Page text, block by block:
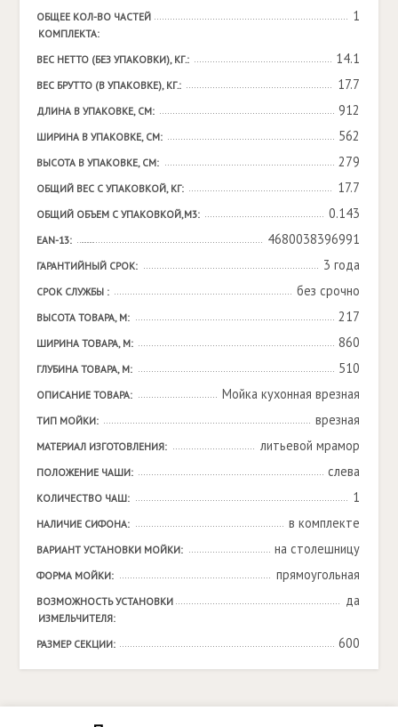
ОБЩЕЕ КОЛ-ВО ЧАСТЕЙ
КОМПЛЕКТА:
1
ВЕС НЕТТО (БЕЗ УПАКОВКИ), КГ.: 14.1
ВЕС БРУТТО (В УПАКОВКЕ), КГ.: 17.7
ДЛИНА В УПАКОВКЕ, СМ: 912
ШИРИНА В УПАКОВКЕ, СМ: 562
ВЫСОТА В УПАКОВКЕ, СМ: 279
ОБЩИЙ ВЕС С УПАКОВКОЙ, КГ: 17.7
ОБЩИЙ ОБЪЕМ С УПАКОВКОЙ,М3: 0.143
EAN-13: 4680038396991
ГАРАНТИЙНЫЙ СРОК: 3 года
СРОК СЛУЖБЫ : без срочно
ВЫСОТА ТОВАРА, М: 217
ШИРИНА ТОВАРА, М: 860
ГЛУБИНА ТОВАРА, М: 510
ОПИСАНИЕ ТОВАРА: Мойка кухонная врезная
ТИП МОЙКИ: врезная
МАТЕРИАЛ ИЗГОТОВЛЕНИЯ: литьевой мрамор
ПОЛОЖЕНИЕ ЧАШИ: слева
КОЛИЧЕСТВО ЧАШ: 1
НАЛИЧИЕ СИФОНА: в комплекте
ВАРИАНТ УСТАНОВКИ МОЙКИ: на столешницу
ФОРМА МОЙКИ: прямоугольная
ВОЗМОЖНОСТЬ УСТАНОВКИ
ИЗМЕЛЬЧИТЕЛЯ:
да
РАЗМЕР СЕКЦИИ: 600